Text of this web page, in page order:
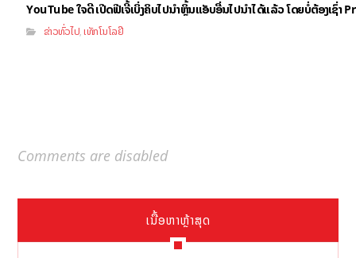
YouTube ໃຈດີ ເປີດຟີເຈີ້ເບິ່ງຄິບໄປນຳຫຼິ້ນແອັບອື່ນໄປນຳໄດ້ແລ້ວ ໂດຍບໍ່ຕ້ອງເຊົ່າ
ຂ່າວທົ່ວໄປ,ເທັກໂນໂລຢີ
Comments are disabled
ເນື້ອຫາຫຼ້າສຸດ